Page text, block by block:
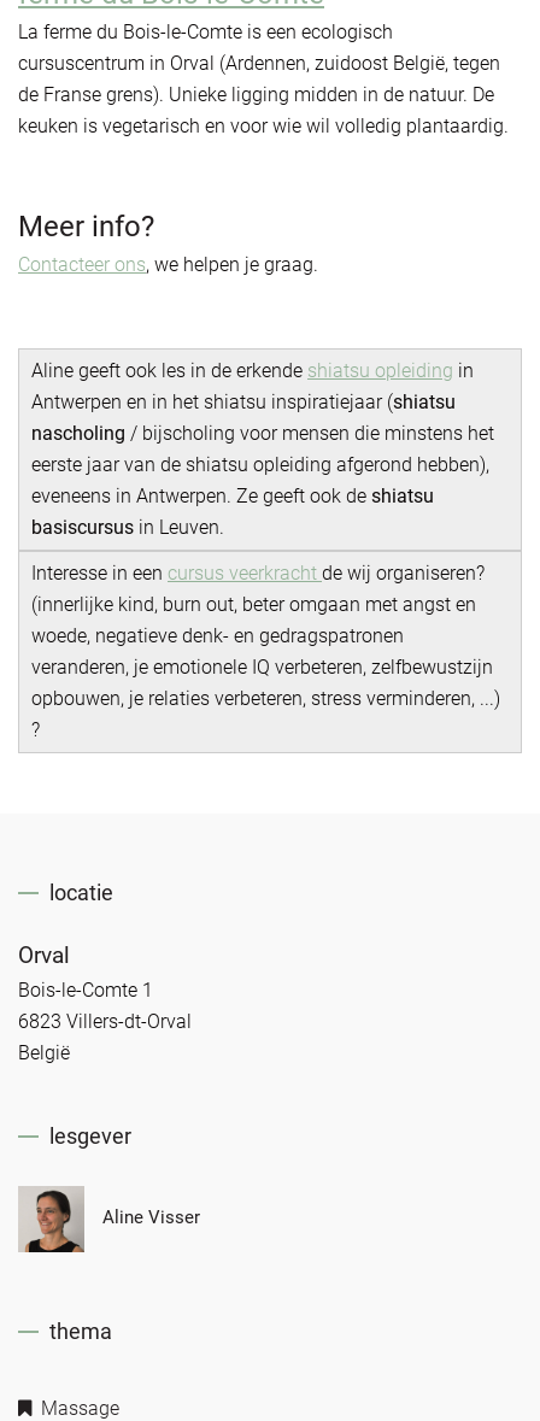
La ferme du Bois-le-Comte is een ecologisch
cursuscentrum in Orval (Ardennen, zuidoost België, tegen
de Franse grens). Unieke ligging midden in de natuur. De
keuken is vegetarisch en voor wie wil volledig plantaardig.
Meer info?
Contacteer ons, we helpen je graag.
Aline geeft ook les in de erkende shiatsu opleiding in
Antwerpen en in het shiatsu inspiratiejaar (shiatsu
nascholing / bijscholing voor mensen die minstens het
eerste jaar van de shiatsu opleiding afgerond hebben),
eveneens in Antwerpen. Ze geeft ook de shiatsu
basiscursus in Leuven.
Interesse in een cursus veerkracht de wij organiseren?
(innerlijke kind, burn out, beter omgaan met angst en
woede, negatieve denk- en gedragspatronen
veranderen, je emotionele IQ verbeteren, zelfbewustzijn
opbouwen, je relaties verbeteren, stress verminderen, ...)
?
locatie
Orval
Bois-le-Comte 1
6823 Villers-dt-Orval
België
lesgever
Aline Visser
thema
Massage